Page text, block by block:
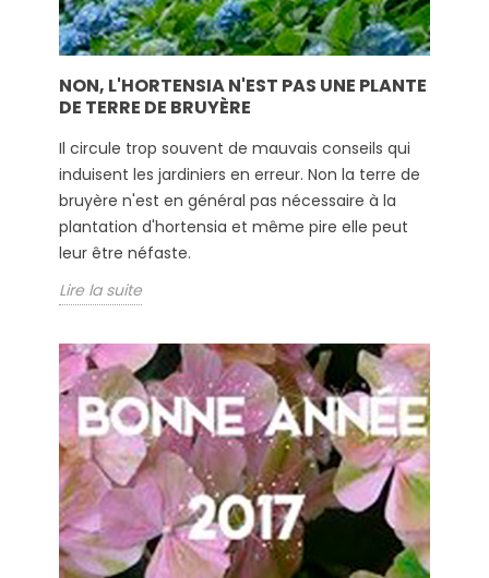
NON, L'HORTENSIA N'EST PAS UNE PLANTE
DE TERRE DE BRUYÈRE
Il circule trop souvent de mauvais conseils qui
induisent les jardiniers en erreur. Non la terre de
bruyère n'est en général pas nécessaire à la
plantation d'hortensia et même pire elle peut
leur être néfaste.
Lire la suite